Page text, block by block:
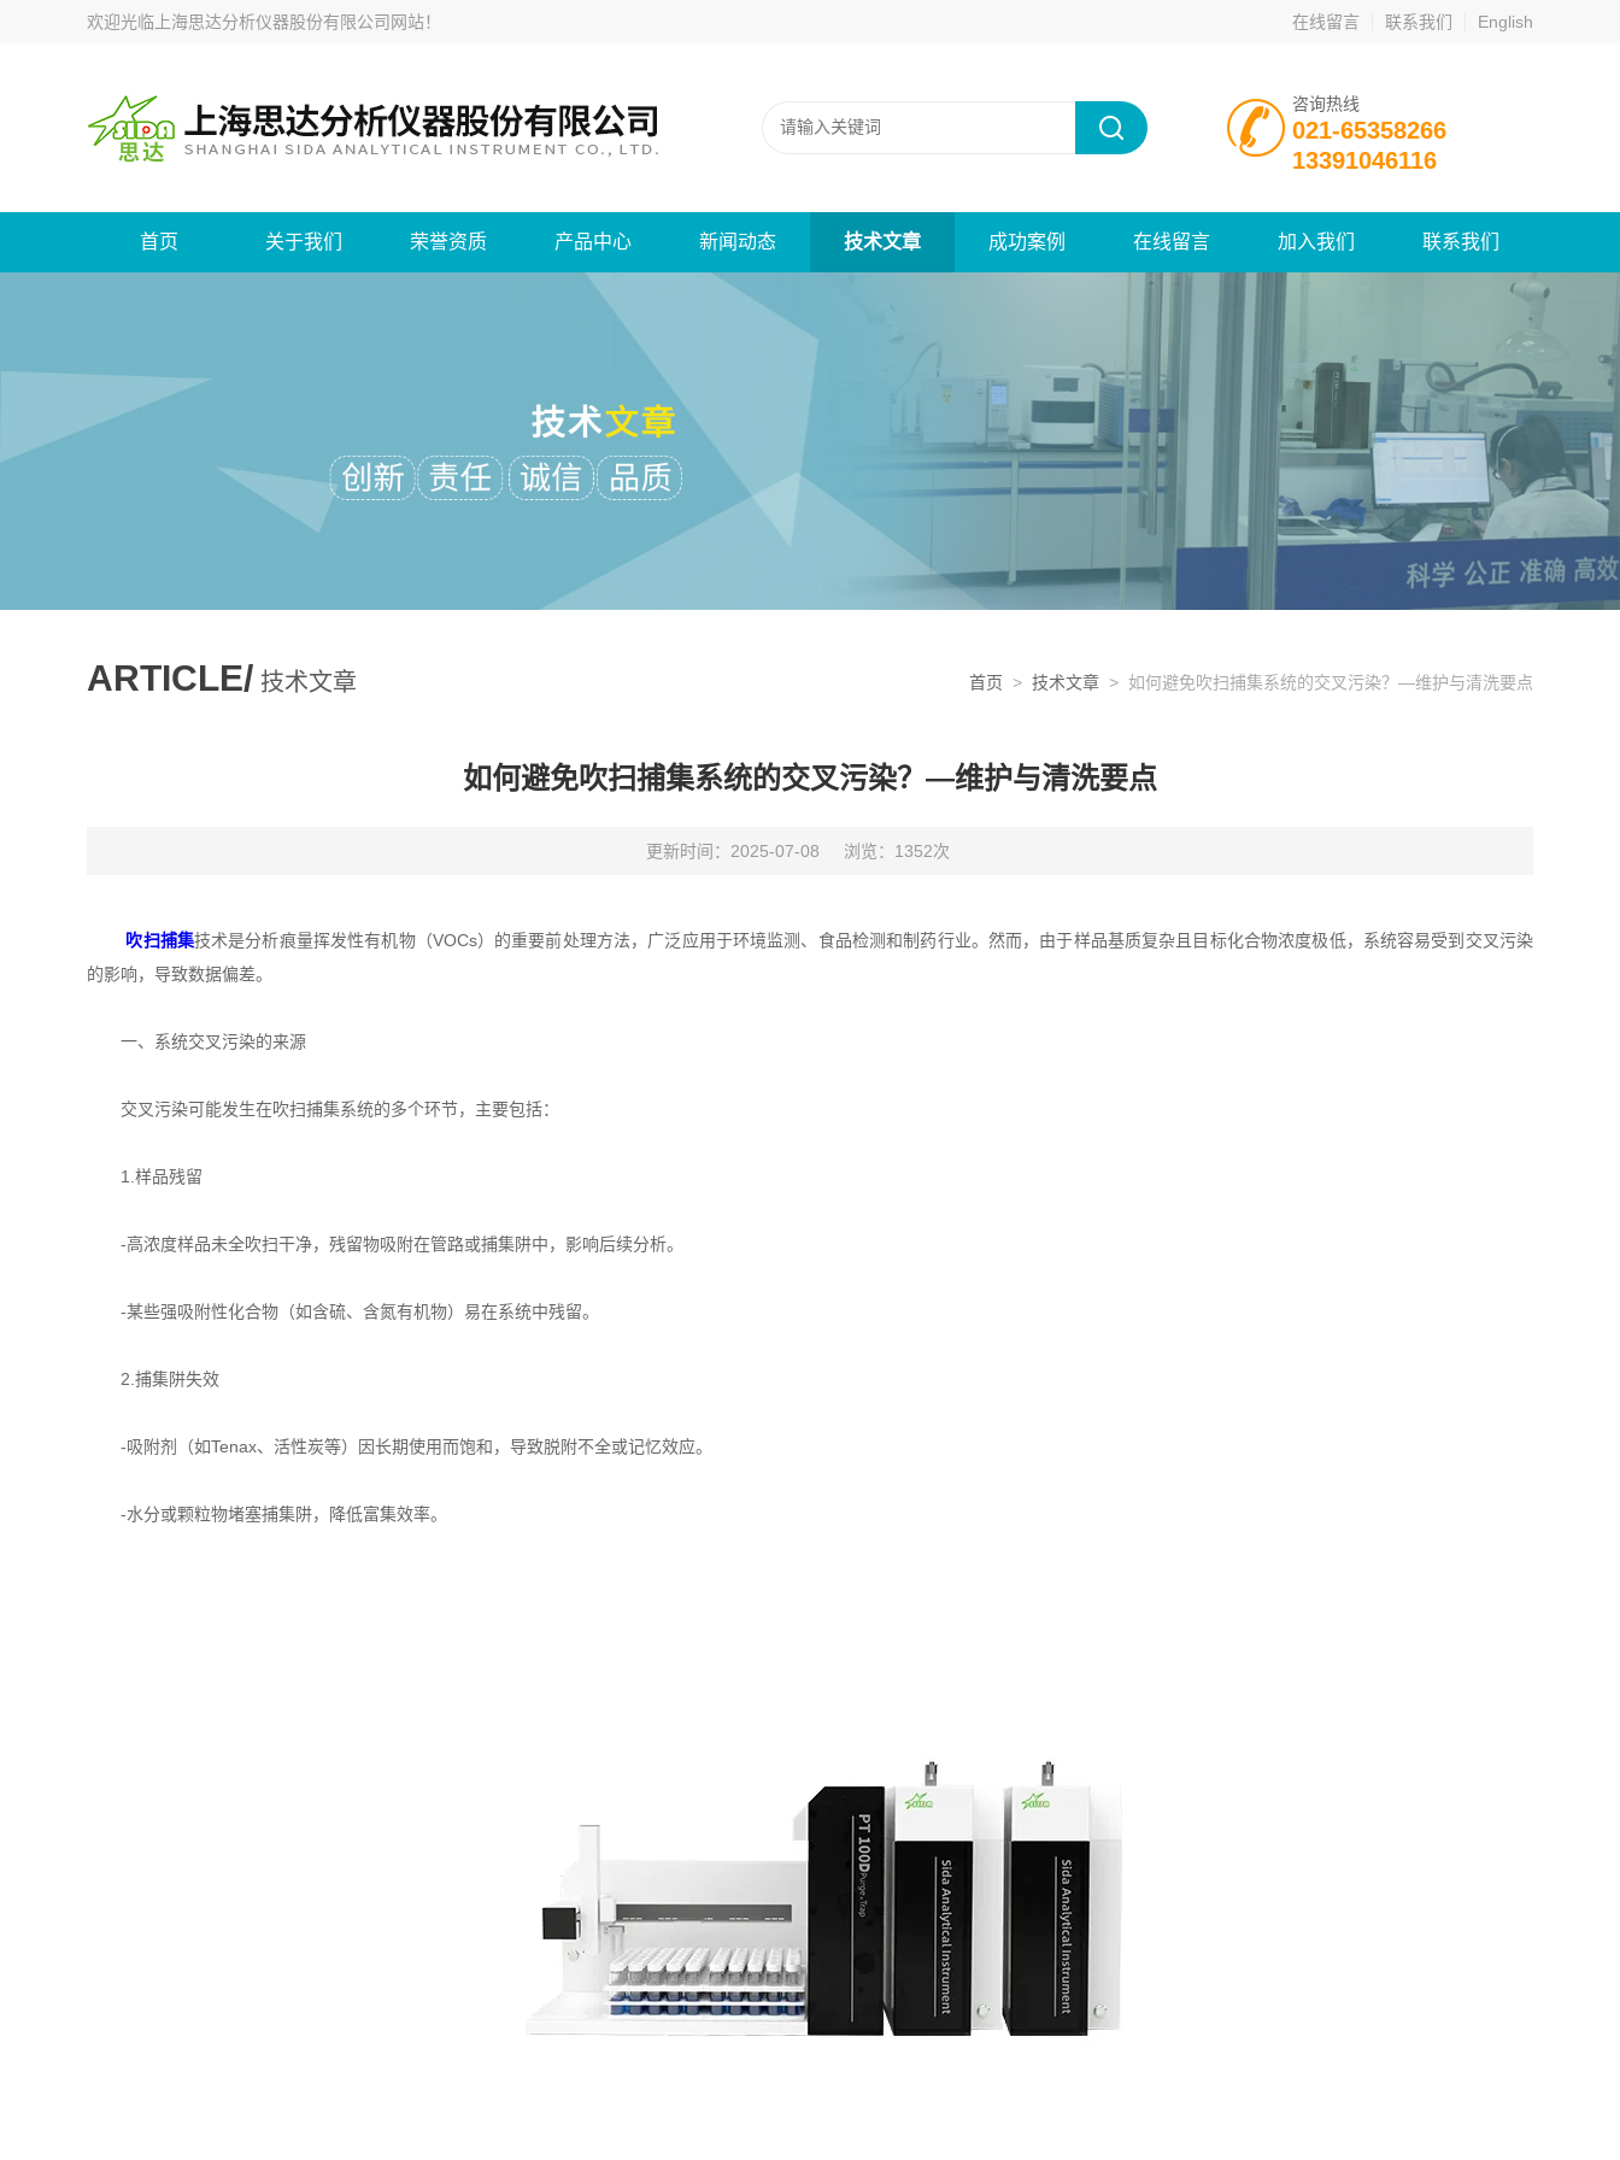
欢迎光临 上海思达分析仪器股份有限公司网站！ 在线留言 联系我们 English
咨询热线
021-65358266
13391046116
首页 关于我们 荣誉资质 产品中心 新闻动态 技术文章 成功案例 在线留言 加入我们 联系我们
ARTICLE/ 技术文章 首页 > 技术文章 > 如何避免吹扫捕集系统的交叉污染？—维护与清洗要点
如何避免吹扫捕集系统的交叉污染？—维护与清洗要点
更新时间：2025-07-08 浏览：1352次
吹扫捕集技术是分析痕量挥发性有机物（VOCs）的重要前处理方法，广泛应用于环境监测、食品检测和制药行业。然而，由于样品基质复杂且目标化合物浓度极低，系统容易受到交叉污染
的影响，导致数据偏差。
一、系统交叉污染的来源
交叉污染可能发生在吹扫捕集系统的多个环节，主要包括：
1.样品残留
-高浓度样品未全吹扫干净，残留物吸附在管路或捕集阱中，影响后续分析。
-某些强吸附性化合物（如含硫、含氮有机物）易在系统中残留。
2.捕集阱失效
-吸附剂（如Tenax、活性炭等）因长期使用而饱和，导致脱附不全或记忆效应。
-水分或颗粒物堵塞捕集阱，降低富集效率。